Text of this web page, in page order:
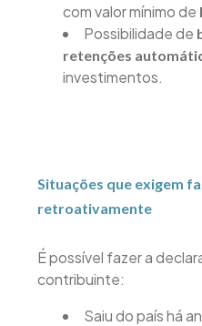
com valor mínimo de
Possibilidade de
retenções
investimentos.
Situações que exigem
retroativamente
É possível fazer a
contribuinte:
Saiu do país há